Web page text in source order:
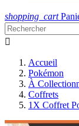
shopping_cart

Accueil
Pokémon
À
Coffrets
1X Coffret